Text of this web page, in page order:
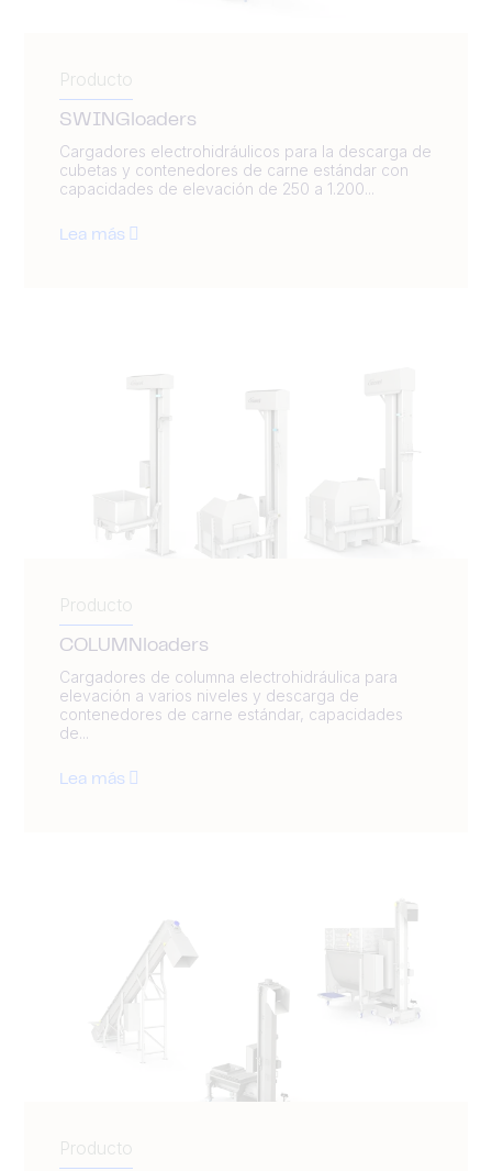
Producto
SWINGloaders
Cargadores electrohidráulicos para la descarga de
cubetas y contenedores de carne estándar con
capacidades de elevación de 250 a 1.200...
Lea más
Producto
COLUMNloaders
Cargadores de columna electrohidráulica para
elevación a varios niveles y descarga de
contenedores de carne estándar, capacidades
de...
Lea más
Producto